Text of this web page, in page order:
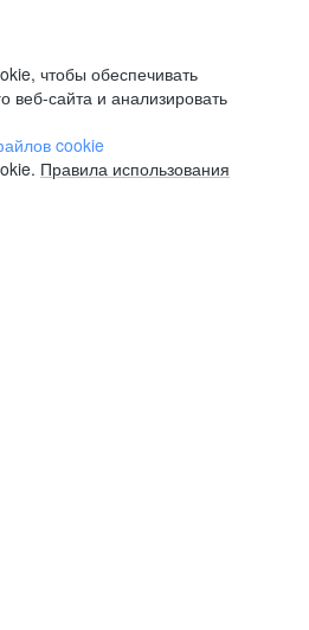
чтобы обеспечивать
веб-сайта и анализировать
cookie
Правила использования